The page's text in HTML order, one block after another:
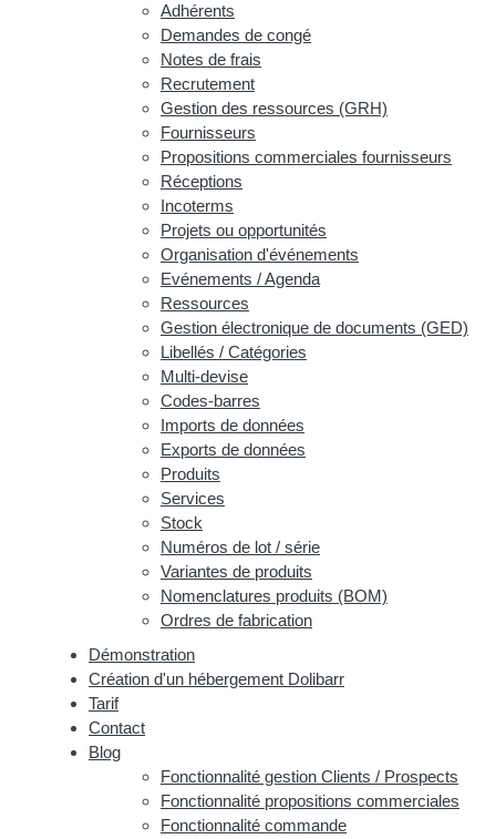
Adhérents
Demandes de congé
Notes de frais
Recrutement
Gestion des ressources (GRH)
Fournisseurs
Propositions commerciales fournisseurs
Réceptions
Incoterms
Projets ou opportunités
Organisation d'événements
Evénements / Agenda
Ressources
Gestion électronique de documents (GED)
Libellés / Catégories
Multi-devise
Codes-barres
Imports de données
Exports de données
Produits
Services
Stock
Numéros de lot / série
Variantes de produits
Nomenclatures produits (BOM)
Ordres de fabrication
Démonstration
Création d'un hébergement Dolibarr
Tarif
Contact
Blog
Fonctionnalité gestion Clients / Prospects
Fonctionnalité propositions commerciales
Fonctionnalité commande